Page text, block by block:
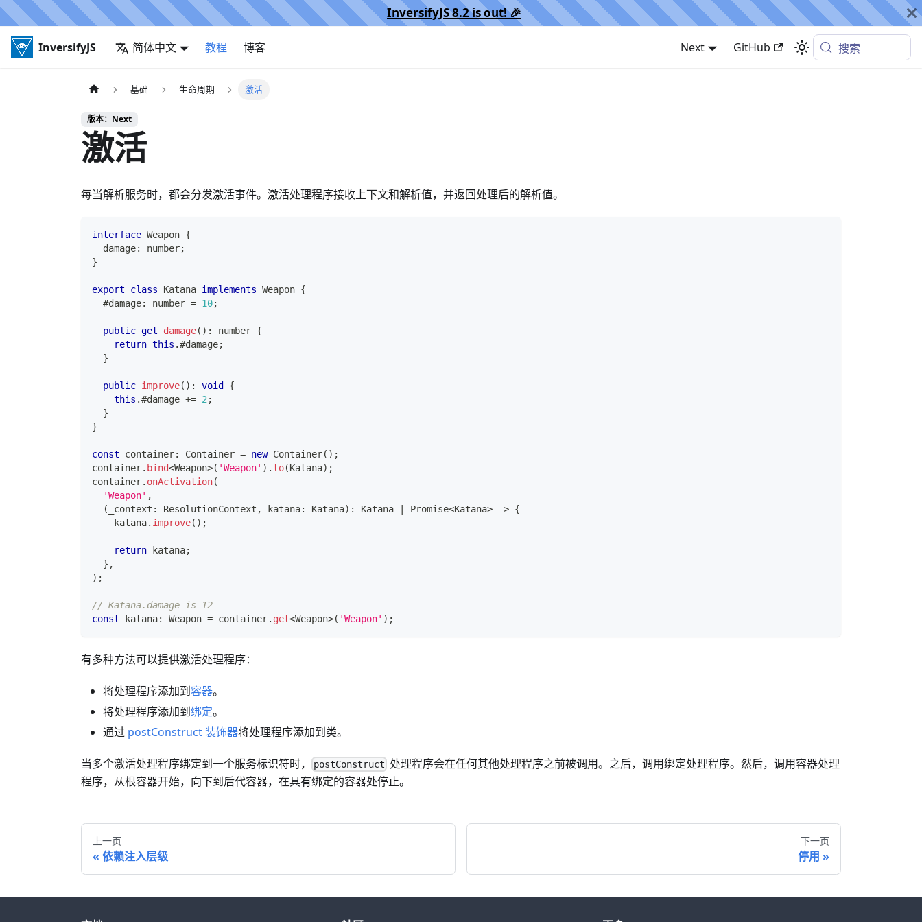
InversifyJS 8.2 is out! 🎉️
InversifyJS 简体中文 教程 博客 Next GitHub 搜索
基础 生命周期 激活
版本：Next
激活
每当解析服务时，都会分发激活事件。激活处理程序接收上下文和解析值，并返回处理后的解析值。
interface Weapon {
  damage
: number;
}
export class Katana implements Weapon {
  #damage
: number = 10;
public get damage( ) : number {
return this .#damage;
}
public improve( ) : void
{
this .#damage += 2 ;
}
}
const container: Container = new Container( ) ;
container. bind<Weapon>( 'Weapon' ) . to(Katana) ;
container. onActivation(
'Weapon' ,
(
_context : ResolutionContext , katana: Katana) : Katana Promise<Katana> => {
    katana
. improve( ) ;
return katana;
} ,
) ;
// Katana.damage is 12
const katana: Weapon = container. get<Weapon>( 'Weapon' ) ;
有多种方法可以提供激活处理程序：
将处理程序添加到容器。
将处理程序添加到绑定。
通过 postConstruct 装饰器将处理程序添加到类。
当多个激活处理程序绑定到一个服务标识符时， postConstruct 处理程序会在任何其他处理程序之前被调用。之后，调用绑定处理程序。然后，调用容器处理
程序，从根容器开始，向下到后代容器，在具有绑定的容器处停止。
上一页
依赖注入层级
下一页
停用